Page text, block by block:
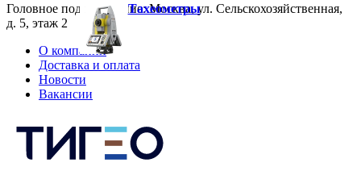
Головное подразделение: Москва, ул. Сельскохозяйственная,
д. 5, этаж 2
О компании
Доставка и оплата
Новости
Вакансии
Тахеометры